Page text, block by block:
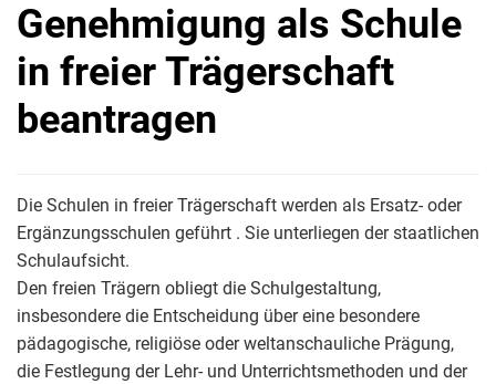
Genehmigung als Schule
in freier Trägerschaft
beantragen
Die Schulen in freier Trägerschaft werden als Ersatz- oder
Ergänzungsschulen geführt . Sie unterliegen der staatlichen
Schulaufsicht.
Den freien Trägern obliegt die Schulgestaltung,
insbesondere die Entscheidung über eine besondere
pädagogische, religiöse oder weltanschauliche Prägung,
die Festlegung der Lehr- und Unterrichtsmethoden und der